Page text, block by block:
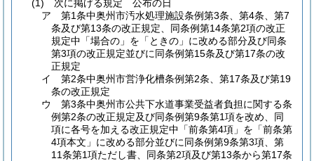
(1)
次に掲げる規定 公布の日
ア
第1条中奥州市汚水処理施設条例第3条、第4条、第7
条及び第13条の改正規定、同条例第14条第2項の改正
規定中「場合の」を「ときの」に改める部分及び同条
第3項の改正規定並びに同条例第15条及び第17条の改
正規定
イ
第2条中奥州市営浄化槽条例第2条、第17条及び第19
条の改正規定
ウ
第3条中奥州市公共下水道事業受益者負担に関する条
例第2条の改正規定及び同条例第9条第1項を改め、同
項に各号を加える改正規定中「前条第4項」を「前条第
4項本文」に改める部分並びに同条例第9条第3項、第
11条第1項ただし書、同条第2項及び第13条から第17条